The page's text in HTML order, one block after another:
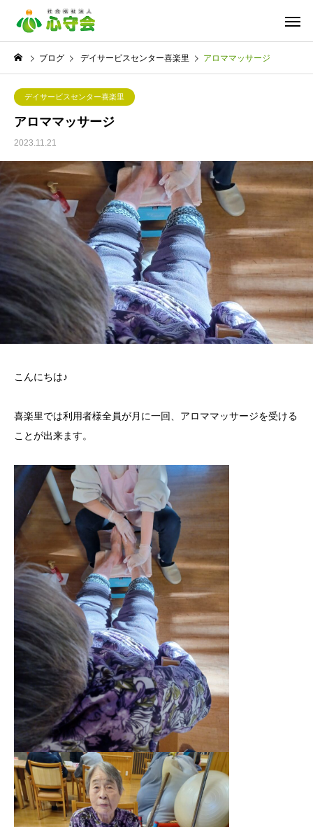
ブログ デイサービスセンター喜楽里 アロママッサージ
デイサービスセンター喜楽里
アロママッサージ
2023.11.21
こんにちは♪
喜楽里では利用者様全員が月に一回、アロママッサージを受ける
ことが出来ます。